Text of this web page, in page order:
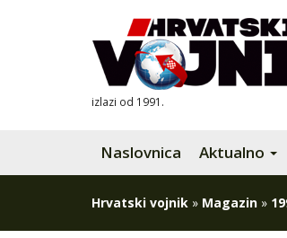
izlazi od 1991.
Naslovnica Aktualno
Hrvatski vojnik » Magazin »